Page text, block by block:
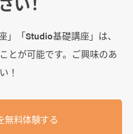
「Studio基礎講座」は、
とが可能です。ご興味のあ
！
無料体験する